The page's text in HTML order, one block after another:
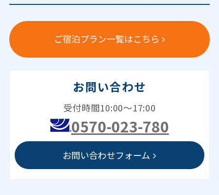
ご宿泊プラン一覧はこちら
お問い合わせ
受付時間10:00～17:00
0570-023-780
お問い合わせフォーム